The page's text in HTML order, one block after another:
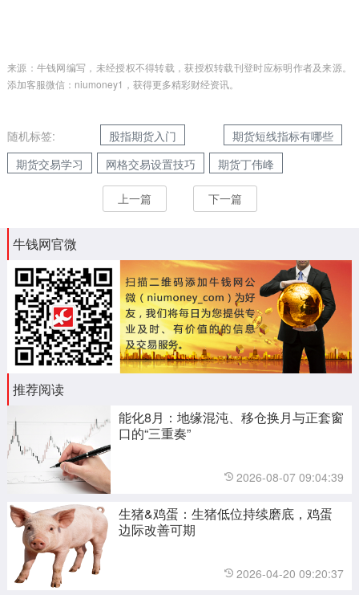
来源：牛钱网编写，未经授权不得转载，获授权转载刊登时应标明作者及来源。
添加客服微信：niumoney1，获得更多精彩财经资讯。
随机标签: 股指期货入门
期货短线指标有哪些
期货交易学习
网格交易设置技巧 期货丁伟峰
上一篇 下一篇
牛钱网官微
推荐阅读
能化8月：地缘混沌、移仓换月与正套窗
口的“三重奏”
2026-08-07 09:04:39
生猪&鸡蛋：生猪低位持续磨底，鸡蛋
边际改善可期
2026-04-20 09:20:37